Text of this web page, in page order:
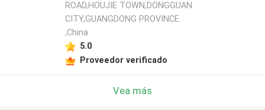
ROAD,HOUJIE TOWN,DONGGUAN
CITY,GUANGDONG PROVINCE.
,China
5.0
Proveedor verificado
Vea más